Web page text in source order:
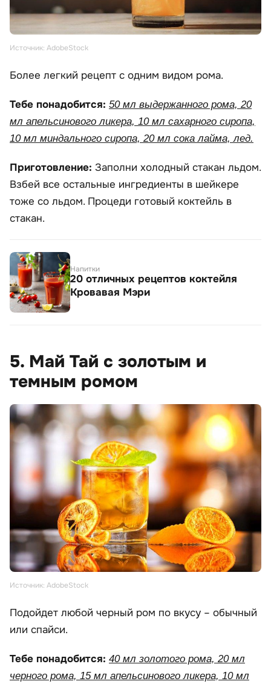
Источник: AdobeStock
Более легкий рецепт с одним видом рома.
Тебе понадобится: 50 мл выдержанного рома, 20
мл апельсинового ликера, 10 мл сахарного сиропа,
10 мл миндального сиропа, 20 мл сока лайма, лед.
Приготовление: Заполни холодный стакан льдом.
Взбей все остальные ингредиенты в шейкере
тоже со льдом. Процеди готовый коктейль в
стакан.
Напитки
20 отличных рецептов коктейля
Кровавая Мэри
5. Май Тай с золотым и
темным ромом
Источник: AdobeStock
Подойдет любой черный ром по вкусу – обычный
или спайси.
Тебе понадобится: 40 мл золотого рома, 20 мл
черного рома, 15 мл апельсинового ликера, 10 мл